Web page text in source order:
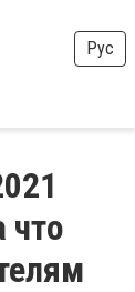
Рус
что